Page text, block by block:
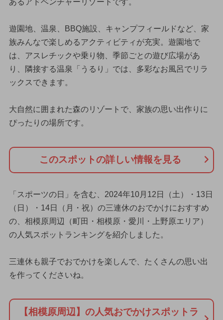
あるアドベンチャーリゾートです。
遊園地、温泉、BBQ施設、キャンプフィールドなど、家
族みんなで楽しめるアクティビティが充実。遊園地で
は、アスレチックや乗り物、季節ごとの遊び広場があ
り、隣接する温泉「うるり」では、多彩なお風呂でリラ
ックスできます。
大自然に囲まれた森のリゾートで、家族の思い出作りに
ぴったりの場所です。
このスポットの詳しい情報を見る
「スポーツの日」を含む、2024年10月12日（土）・13日
（日）・14日（月・祝）の三連休のおでかけにおすすめ
の、相模原周辺（町田・相模原・愛川・上野原エリア）
の人気スポットランキングを紹介しました。
三連休も親子でおでかけを楽しんで、たくさんの思い出
を作ってくださいね。
【相模原周辺】の人気おでかけスポットラ